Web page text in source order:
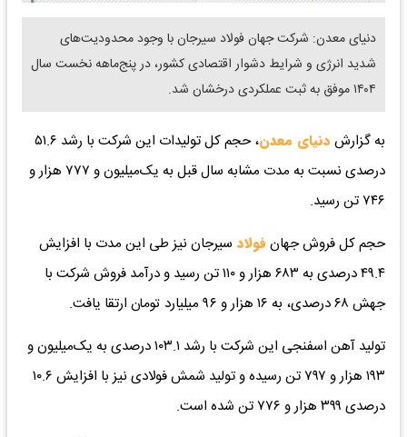
دنیای معدن: شرکت جهان فولاد سیرجان با وجود محدودیت‌های
شدید انرژی و شرایط دشوار اقتصادی کشور، در پنج‌ماهه نخست سال
۱۴۰۴ موفق به ثبت عملکردی درخشان شد.
به گزارش دنیای معدن
، حجم کل تولیدات این شرکت با رشد ۵۱.۶
درصدی نسبت به مدت مشابه سال قبل به یک‌میلیون و ۷۷۷ هزار و
۷۴۶ تن رسید.
حجم کل فروش جهان فولاد سیرجان نیز طی این مدت با افزایش
۴۹.۴ درصدی به ۶۸۳ هزار و ۱۱۰ تن رسید و درآمد فروش شرکت با
جهش ۶۸ درصدی، به ۱۶ هزار و ۹۶ میلیارد تومان ارتقا یافت.
تولید آهن اسفنجی این شرکت با رشد ۱۰۳.۱ درصدی به یک‌میلیون و
۱۹۳ هزار و ۷۹۷ تن رسیده و تولید شمش فولادی نیز با افزایش ۱۰.۶
درصدی ۳۹۹ هزار و ۷۷۶ تن شده است.